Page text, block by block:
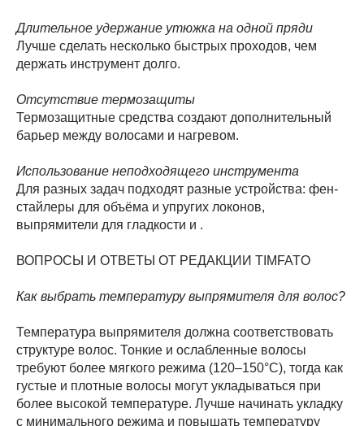
Длительное удержание утюжка на одной пряди
Лучше сделать несколько быстрых проходов, чем
держать инструмент долго.
Отсутствие термозащиты
Термозащитные средства создают дополнительный
барьер между волосами и нагревом.
Использование неподходящего инструмента
Для разных задач подходят разные устройства: фен-
стайлеры для объёма и упругих локонов,
выпрямители для гладкости и .
ВОПРОСЫ И ОТВЕТЫ ОТ РЕДАКЦИИ TIMFATO
Как выбрать температуру выпрямителя для волос?
Температура выпрямителя должна соответствовать
структуре волос. Тонкие и ослабленные волосы
требуют более мягкого режима (120–150°C), тогда как
густые и плотные волосы могут укладываться при
более высокой температуре. Лучше начинать укладку
с минимального режима и повышать температуру